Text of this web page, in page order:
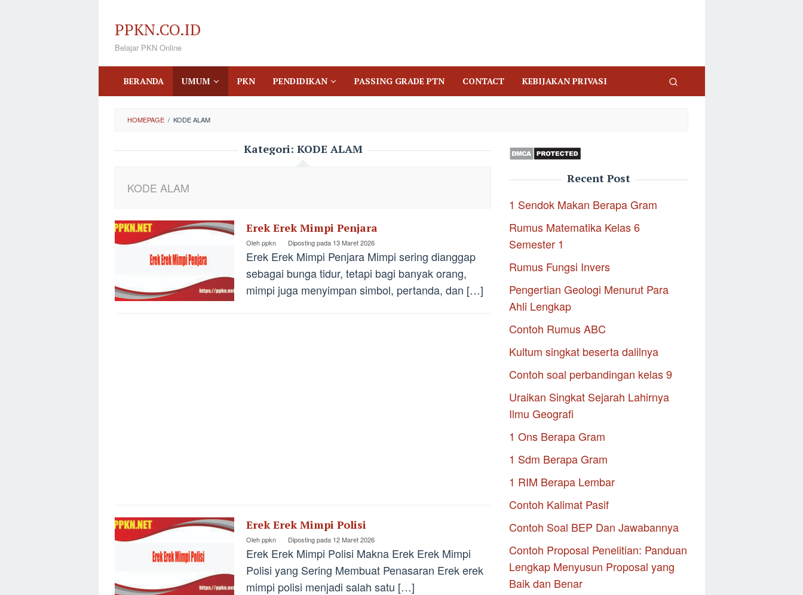
konten
PPKN.CO.ID
Belajar PKN Online
BERANDA UMUM PKN PENDIDIKAN PASSING GRADE PTN CONTACT KEBIJAKAN PRIVASI
HOMEPAGE / KODE ALAM
Kategori: KODE ALAM
KODE ALAM
Erek Erek Mimpi Penjara
Olehppkn Diposting pada 13 Maret 2026
Erek Erek Mimpi Penjara Mimpi sering dianggap
sebagai bunga tidur, tetapi bagi banyak orang,
mimpi juga menyimpan simbol, pertanda, dan […]
Erek Erek Mimpi Polisi
Olehppkn Diposting pada 12 Maret 2026
Erek Erek Mimpi Polisi Makna Erek Erek Mimpi
Polisi yang Sering Membuat Penasaran Erek erek
mimpi polisi menjadi salah satu […]
Recent Post
1 Sendok Makan Berapa Gram
Rumus Matematika Kelas 6
Semester 1
Rumus Fungsi Invers
Pengertian Geologi Menurut Para
Ahli Lengkap
Contoh Rumus ABC
Kultum singkat beserta dalilnya
Contoh soal perbandingan kelas 9
Uraikan Singkat Sejarah Lahirnya
Ilmu Geografi
1 Ons Berapa Gram
1 Sdm Berapa Gram
1 RIM Berapa Lembar
Contoh Kalimat Pasif
Contoh Soal BEP Dan Jawabannya
Contoh Proposal Penelitian: Panduan
Lengkap Menyusun Proposal yang
Baik dan Benar